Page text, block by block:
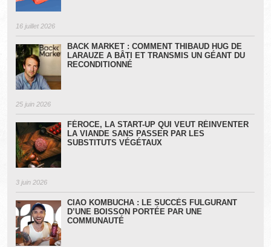
16 juillet 2026
BACK MARKET : COMMENT THIBAUD HUG DE
LARAUZE A BÂTI ET TRANSMIS UN GÉANT DU
RECONDITIONNÉ
25 juin 2026
FÉROCE, LA START-UP QUI VEUT RÉINVENTER
LA VIANDE SANS PASSER PAR LES
SUBSTITUTS VÉGÉTAUX
3 juin 2026
CIAO KOMBUCHA : LE SUCCÈS FULGURANT
D’UNE BOISSON PORTÉE PAR UNE
COMMUNAUTÉ